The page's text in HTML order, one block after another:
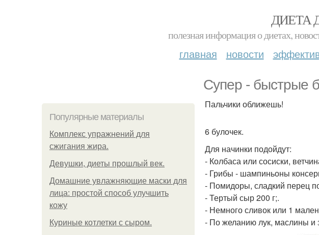
ДИЕТА
полезная информация о диетах,
главная новости
Супер - быстрые
Популярные материалы
Комплекс упражнений для
сжигания жира.
Девушки, диеты прошлый век.
Домашние увлажняющие маски для
лица: простой способ улучшить
кожу
Куриные котлетки с сыром.
Пальчики оближешь!
6 булочек.
Для начинки подойдут:
- Колбаса или сосиски,
- Грибы - шампиньоны
- Помидоры, сладкий перец
- Тертый сыр 200 г;.
- Немного сливок или 1
- По желанию лук, маслины и